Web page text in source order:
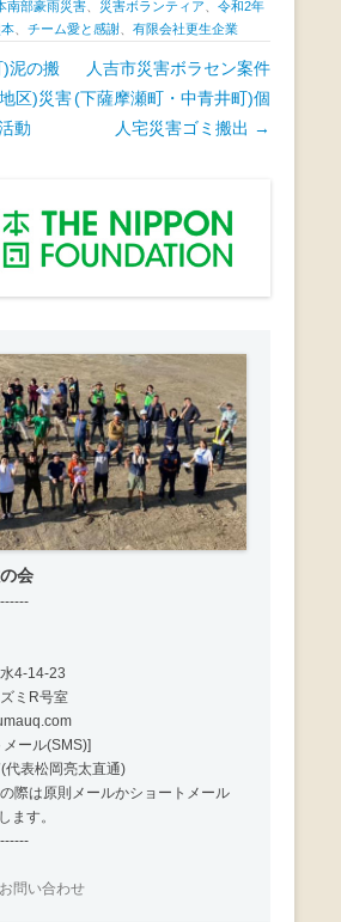
e
b
o
er
南部豪雨災害 災害ボランティア
令和2年
チーム愛と感謝 有限会社更生企業
)泥の搬
区)災害
動
人吉市災害ボラセン案件
(下薩摩瀬町・中青井町)個
人宅災害ゴミ搬出 →
会
4-14-23
ミR号室
ール(SMS)]
表松岡亮太直通)
際は原則メールかショートメール
ます。
問い合わせ